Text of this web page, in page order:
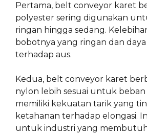
Pertama, belt conveyor karet
polyester sering digunakan
ringan hingga sedang.
bobotnya yang ringan dan
terhadap aus.
Kedua, belt conveyor karet
nylon lebih sesuai untuk beban
memiliki kekuatan tarik yang
ketahanan terhadap elongasi.
untuk industri yang